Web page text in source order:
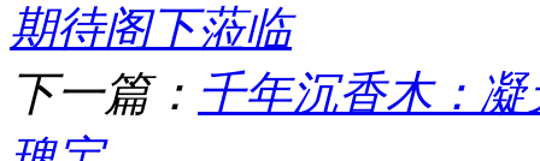
期待阁下蒞临
下一篇： 千年沉香木：